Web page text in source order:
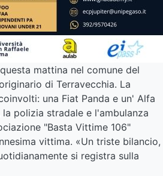
mattina nel comune del
di Terravecchia. La
una Fiat Panda e un' Alfa
polizia stradale e l'ambulanza
"Basta Vittime 106"
vittima. «Un triste bilancio,
si registra sulla